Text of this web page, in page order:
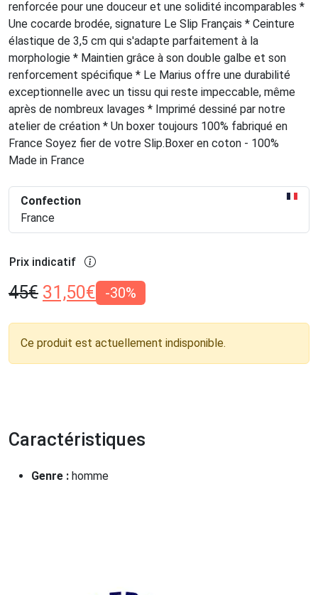
renforcée pour une douceur et une solidité incomparables *
Une cocarde brodée, signature Le Slip Français * Ceinture
élastique de 3,5 cm qui s'adapte parfaitement à la
morphologie * Maintien grâce à son double galbe et son
renforcement spécifique * Le Marius offre une durabilité
exceptionnelle avec un tissu qui reste impeccable, même
après de nombreux lavages * Imprimé dessiné par notre
atelier de création * Un boxer toujours 100% fabriqué en
France Soyez fier de votre Slip.Boxer en coton - 100%
Made in France
Confection
France
Prix indicatif
45€ 31,50€ -30%
Ce produit est actuellement indisponible.
Caractéristiques
Genre : homme